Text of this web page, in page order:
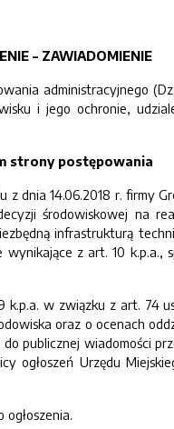
– ZAWIADOMIENIE
administracyjnego
i jego ochronie,
strony postępowania
14.06.2018 r. firmy
środowiskowej na
infrastrukturą
z art. 10 k.p.a.,
w związku z art. 74
oraz o ocenach
publicznej wiadomości
ogłoszeń Urzędu